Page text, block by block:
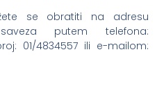
se obratiti na adresu
putem telefona:
01/4834557 ili e-mailom: